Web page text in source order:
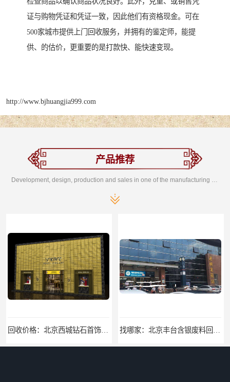
证与购物凭证和凭证一致，因此他们有资格现金。可在
500家城市提供上门回收服务，并拥有的鉴定师，能提
供、的估价，更重要的是打款快、能快速变现。
http://www.bjhuangjia999.com
产品推荐